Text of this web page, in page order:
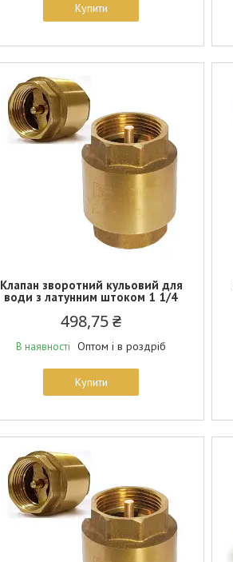
Купити
Клапан зворотний кульовий для
води з латунним штоком 1 1/4
498,75 ₴
В наявності Оптом і в роздріб
Купити